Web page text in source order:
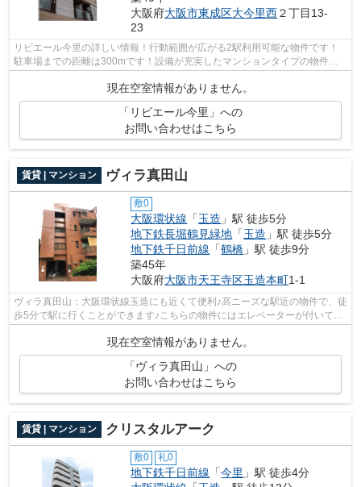
大阪府大阪市東成区大今里西２丁目13-
23
リビエール今里の詳しい情報！行動範囲が広がる2駅利用可能な物件です！
駐車場までの距離は300mです！設備が充実したマンションタイプの物件！
現在空室情報がありません。
「リビエール今里」への
お問い合わせはこちら
賃貸 | マンション ヴィラ真田山
敷0
大阪環状線 「玉造 」駅 徒歩5分
地下鉄長堀鶴見緑地 「玉造 」駅 徒歩5分
地下鉄千日前線 「鶴橋 」駅 徒歩9分
築45年
大阪府大阪市天王寺区玉造本町1-1
ヴィラ真田山：大阪環状線玉造にも近くて便利♪高ニーズな駅近の物件で、徒
歩5分で駅に行くことができます♪こちらの物件にはエレベーターが付いてい
現在空室情報がありません。
「ヴィラ真田山」への
お問い合わせはこちら
賃貸 | マンション クリスタルアーク
敷0 礼0
地下鉄千日前線 「今里 」駅 徒歩4分